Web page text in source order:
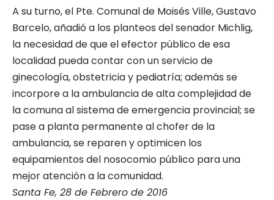
A su turno, el Pte. Comunal de Moisés Ville, Gustavo
Barcelo, añadió a los planteos del senador Michlig,
la necesidad de que el efector público de esa
localidad pueda contar con un servicio de
ginecología, obstetricia y pediatría; además se
incorpore a la ambulancia de alta complejidad de
la comuna al sistema de emergencia provincial; se
pase a planta permanente al chofer de la
ambulancia, se reparen y optimicen los
equipamientos del nosocomio público para una
mejor atención a la comunidad.
Santa Fe, 28 de Febrero de 2016